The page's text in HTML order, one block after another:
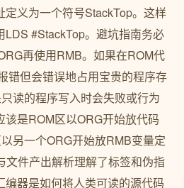
定义为一个符号StackTop。这样
#StackTop。避坑指南务必
再使用RMB。如果在ROM代
错但会错误地占用宝贵的程序存
读的程序写入时会失败或行为
是ROM区以ORG开始放代码
另一个ORG开始放RMB变量定
文件产出解析理解了标签和伪指
器是如何将人类可读的源代码